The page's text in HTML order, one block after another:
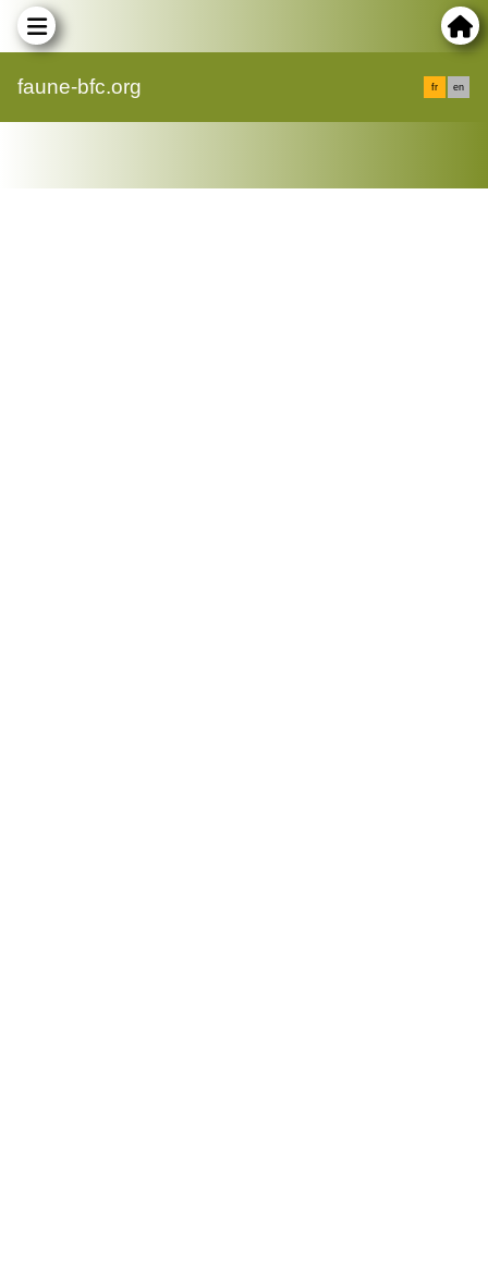
faune-bfc.org fr en